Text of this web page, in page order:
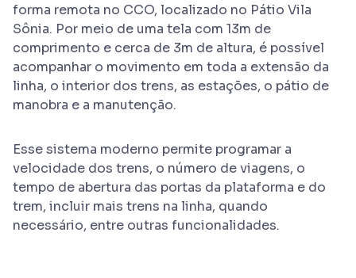
forma remota no CCO, localizado no Pátio Vila
Sônia. Por meio de uma tela com 13m de
comprimento e cerca de 3m de altura, é possível
acompanhar o movimento em toda a extensão da
linha, o interior dos trens, as estações, o pátio de
manobra e a manutenção.
Esse sistema moderno permite programar a
velocidade dos trens, o número de viagens, o
tempo de abertura das portas da plataforma e do
trem, incluir mais trens na linha, quando
necessário, entre outras funcionalidades.